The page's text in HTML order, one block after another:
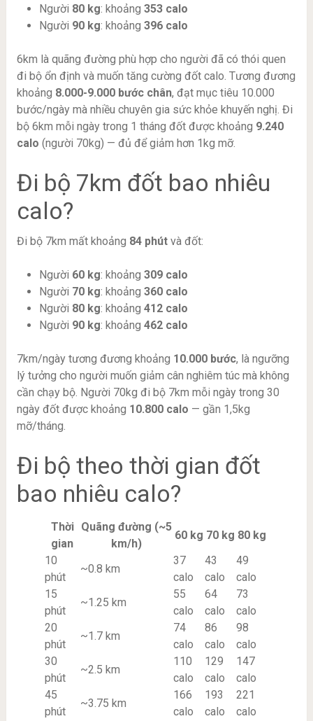
Người 80 kg: khoảng 353 calo
Người 90 kg: khoảng 396 calo
6km là quãng đường phù hợp cho người đã có thói quen
đi bộ ổn định và muốn tăng cường đốt calo. Tương đương
khoảng 8.000-9.000 bước chân, đạt mục tiêu 10.000
bước/ngày mà nhiều chuyên gia sức khỏe khuyến nghị. Đi
bộ 6km mỗi ngày trong 1 tháng đốt được khoảng 9.240
calo (người 70kg) — đủ để giảm hơn 1kg mỡ.
Đi bộ 7km đốt bao nhiêu
calo?
Đi bộ 7km mất khoảng 84 phútvà đốt:
Người 60 kg: khoảng 309 calo
Người 70 kg: khoảng 360 calo
Người 80 kg: khoảng 412 calo
Người 90 kg: khoảng 462 calo
7km/ngày tương đương khoảng 10.000 bước, là ngưỡng
lý tưởng cho người muốn giảm cân nghiêm túc mà không
cần chạy bộ. Người 70kg đi bộ 7km mỗi ngày trong 30
ngày đốt được khoảng 10.800 calo — gần 1,5kg
mỡ/tháng.
Đi bộ theo thời gian đốt
bao nhiêu calo?
Thời
gian
Quãng đường (~5
km/h)
60 kg 70 kg 80 kg
10
phút
~0.8 km
37
calo
43
calo
49
calo
15
phút
~1.25 km
55
calo
64
calo
73
calo
20
phút
~1.7 km
74
calo
86
calo
98
calo
30
phút
~2.5 km
110
calo
129
calo
147
calo
45
phút
~3.75 km
166
calo
193
calo
221
calo